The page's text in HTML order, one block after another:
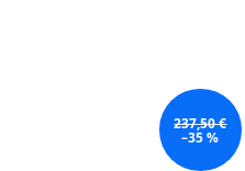
237,50 €
–35 %